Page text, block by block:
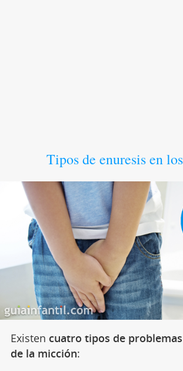
Tipos de enuresis en
Existen cuatro tipos de
de la micción: